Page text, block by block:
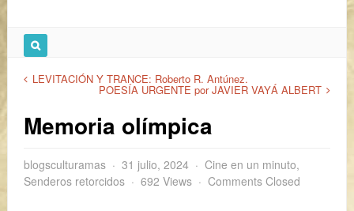
LEVITACIÓN Y TRANCE: Roberto R. Antúnez.
POESÍA URGENTE por JAVIER VAYÁ ALBERT
Memoria olímpica
blogsculturamas 31 julio, 2024 Cine en un minuto,
Senderos retorcidos
692 Views Comments Closed